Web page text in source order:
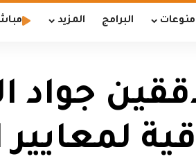
منوعات البرامج المزيد
جواد